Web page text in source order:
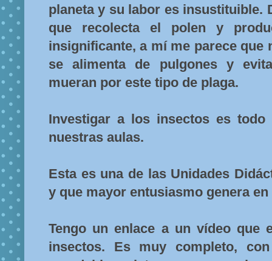
planeta y su labor es insustituible.
que recolecta el polen y
insignificante, a mí me parece que
se alimenta de pulgones y
mueran por este tipo de plaga.
Investigar a los insectos es
nuestras aulas.
Esta es una de las Unidades
y que mayor entusiasmo genera
Tengo un enlace a un vídeo que
insectos. Es muy completo,